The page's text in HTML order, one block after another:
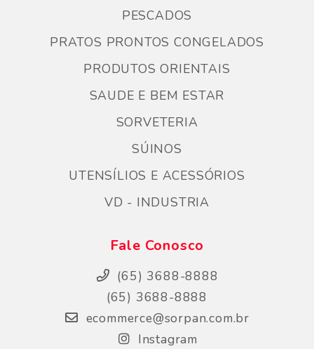
PESCADOS
PRATOS PRONTOS CONGELADOS
PRODUTOS ORIENTAIS
SAUDE E BEM ESTAR
SORVETERIA
SÚINOS
UTENSÍLIOS E ACESSÓRIOS
VD - INDUSTRIA
Fale Conosco
(65) 3688-8888
(65) 3688-8888
ecommerce@sorpan.com.br
Instagram